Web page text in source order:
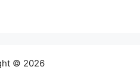
© 2026